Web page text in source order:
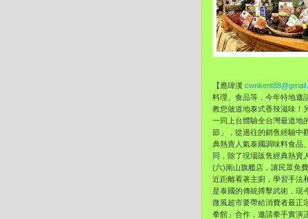
【應瑋漢
料理、食品等， 今年特地邀
教您做道地泰式香辣滋味！
一同上台體驗全台灣最道地
節」， 從過往的銷售經驗中
典熱賣人氣泰國調味料食品
同，除了現場販售經典熱賣
(六)南山旗艦店，讓民眾免
近距離看著主廚，學習手法
是泰國的傳統搏擊武術，現
微風超市要帶給消費者最正
拳館」合作，邀請拳手實演